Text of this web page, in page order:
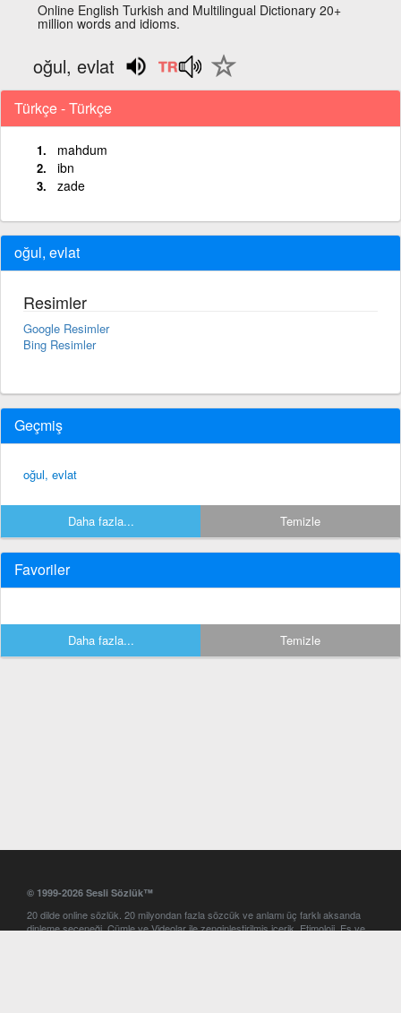
Online English Turkish and Multilingual Dictionary 20+
million words and idioms.
oğul, evlat
Türkçe - Türkçe
mahdum
ibn
zade
oğul, evlat
Resimler
Google Resimler
Bing Resimler
Geçmiş
oğul, evlat
Daha fazla... Temizle
Favoriler
Daha fazla... Temizle
© 1999-2026 Sesli Sözlük™
20 dilde online sözlük. 20 milyondan fazla sözcük ve anlamı üç farklı aksanda
dinleme seçeneği. Cümle ve Videolar ile zenginleştirilmiş içerik. Etimoloji, Eş ve